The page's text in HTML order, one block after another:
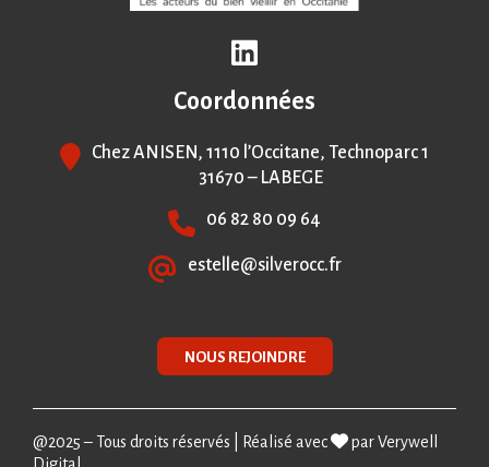
Coordonnées
Chez ANISEN, 1110 l’Occitane, Technoparc 1
31670 – LABEGE
06 82 80 09 64
estelle@silverocc.fr
NOUS REJOINDRE
@2025 – Tous droits réservés | Réalisé avec parVerywell